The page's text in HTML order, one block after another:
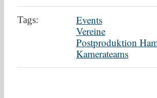
Tags:
Events
Vereine
Postproduktion
Kamerateams